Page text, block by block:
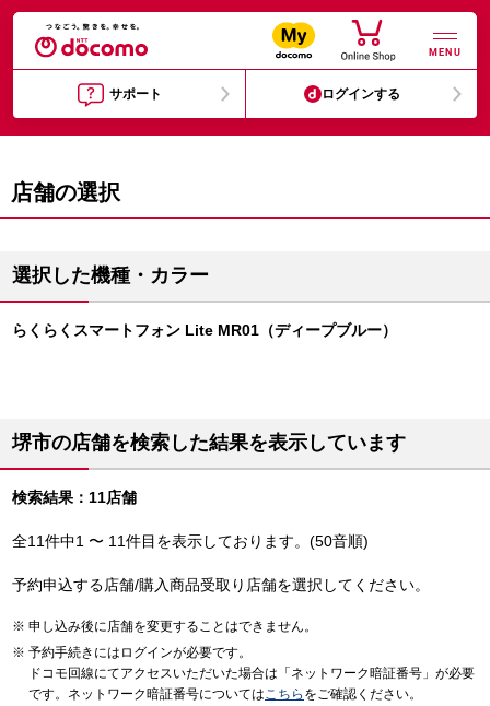
MENU
サポート ログインする
店舗の選択
選択した機種・カラー
らくらくスマートフォン Lite MR01（ディープブルー）
堺市の店舗を検索した結果を表示しています
検索結果：11店舗
全11件中1 〜 11件目を表示しております。(50音順)
予約申込する店舗/購入商品受取り店舗を選択してください。
申し込み後に店舗を変更することはできません。
予約手続きにはログインが必要です。
ドコモ回線にてアクセスいただいた場合は「ネットワーク暗証番号」が必要
です。ネットワーク暗証番号についてはこちら をご確認ください。